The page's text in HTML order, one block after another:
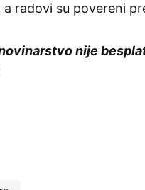
radovi su povereni
nije